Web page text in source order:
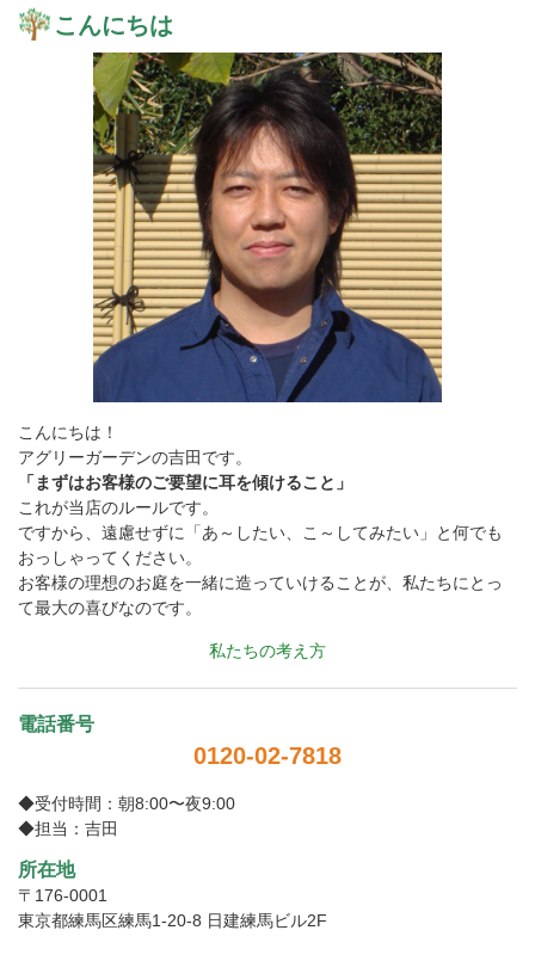
こんにちは
こんにちは！
アグリーガーデンの吉田です。
「まずはお客様のご要望に耳を傾けること」
これが当店のルールです。
ですから、遠慮せずに「あ～したい、こ～してみたい」と何でも
おっしゃってください。
お客様の理想のお庭を一緒に造っていけることが、私たちにとっ
て最大の喜びなのです。
私たちの考え方
電話番号
0120-02-7818
◆受付時間：朝8:00〜夜9:00
◆担当：吉田
所在地
〒176-0001
東京都練馬区練馬1-20-8 日建練馬ビル2F